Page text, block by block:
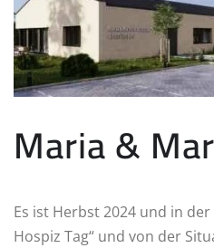
Maria &
Es ist Herbst 2024 und in
Hospiz Tag“ und von der